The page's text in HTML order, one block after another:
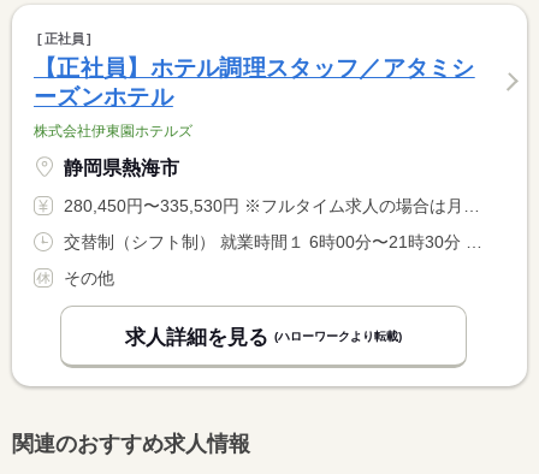
正社員
【正社員】ホテル調理スタッフ／アタミシ
ーズンホテル
株式会社伊東園ホテルズ
静岡県熱海市
280,450円〜335,530円 ※フルタイム求人の場合は月額（換算額）、パート求人の場合は時間額を表示しています。
その他
求人詳細を見る (ハローワークより転載)
関連のおすすめ求人情報